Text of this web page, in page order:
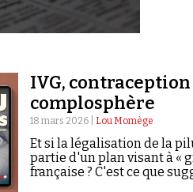
IVG,
complosphère
18 mars 2026 | Lou Momège
Et si la légalisation de la
partie d'un plan visant à «
française ? C'est ce que